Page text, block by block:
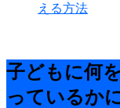
える方法
子どもに何
っているか